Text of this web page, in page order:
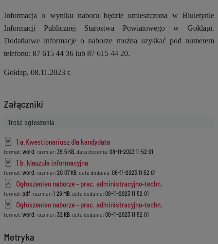
Informacja o wyniku naboru będzie umieszczona w Biuletynie
Informacji Publicznej Starostwa Powiatowego w Gołdapi.
Dodatkowe informacje o naborze można uzyskać pod numerem
telefonu: 87 615 44 36 lub 87 615 44 20.
Gołdap, 08.11.2023 r.
Załączniki
Treść ogłoszenia
1 a.Kwestionariusz dla kandydata
format: word, rozmiar: 39.5 KB, data dodania: 08-11-2023 11:52:01
1 b. klauzula informacyjna
format: word, rozmiar: 20.07 KB, data dodania: 08-11-2023 11:52:01
Ogłoszenieo naborze - prac. administracyjno-techn.
format: pdf, rozmiar: 1.26 MB, data dodania: 08-11-2023 11:52:01
Ogłoszenieo naborze - prac. administracyjno-techn.
format: word, rozmiar: 32 KB, data dodania: 08-11-2023 11:52:01
Metryka